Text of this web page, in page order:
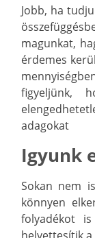
Jobb, ha
magunkat,
érdemes
figyeljünk,
adagokat
Igyunk
Sokan nem
könnyen
folyadékot